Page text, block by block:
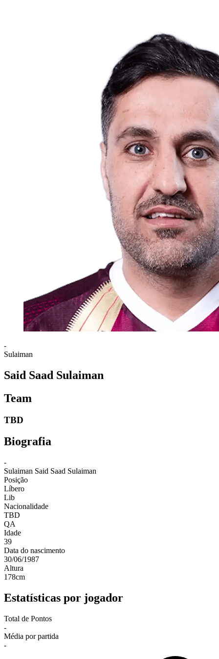
-
Sulaiman
Said Saad Sulaiman
Team
TBD
Biografia
-
Sulaiman Said Saad Sulaiman
Posição
Líbero
Lib
Nacionalidade
TBD
QA
Idade
39
Data do nascimento
30/06/1987
Altura
178cm
Estatísticas por jogador
Total de Pontos
-
Média por partida
-